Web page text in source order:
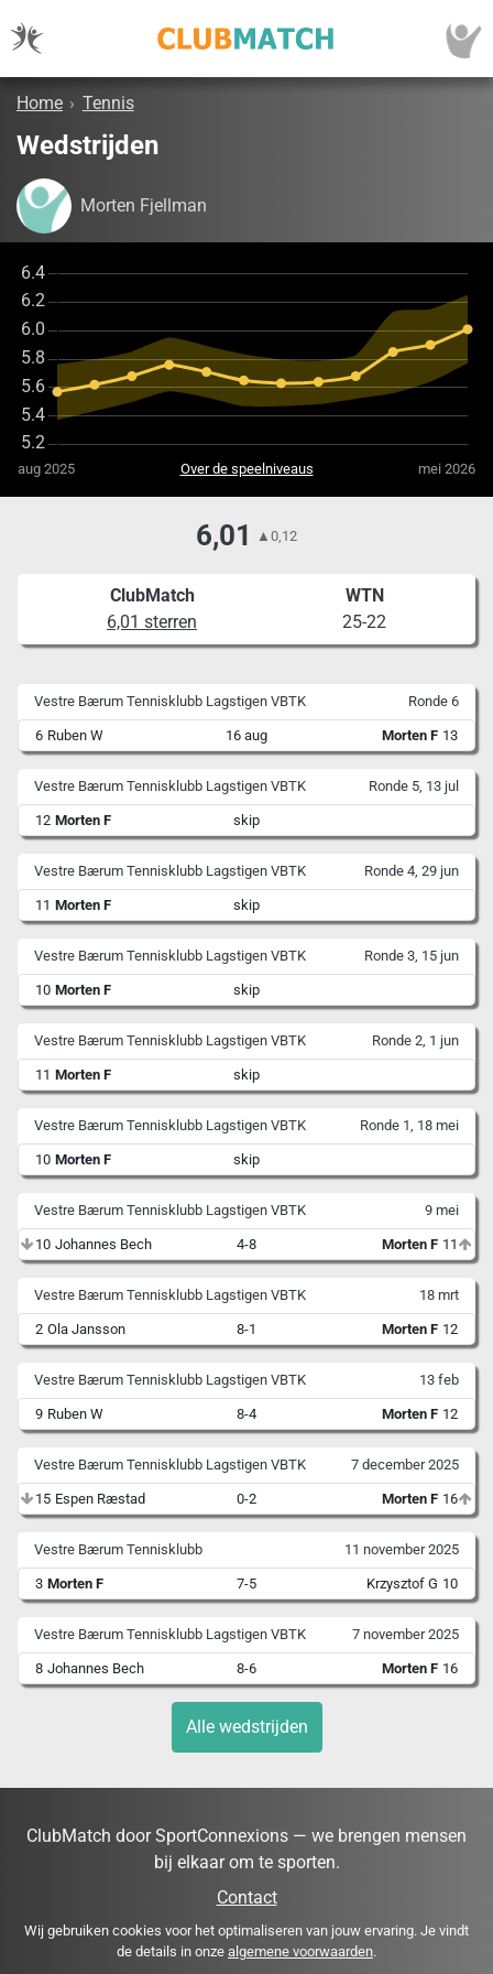
Home › Tennis
Wedstrijden
Morten Fjellman
aug 2025 Over de speelniveaus mei 2026
6,01 ▲ 0,12
ClubMatch
6,01 sterren
WTN
25-22
Vestre Bærum Tennisklubb Lagstigen VBTK Ronde 6
6 Ruben W 16 aug Morten F 13
Vestre Bærum Tennisklubb Lagstigen VBTK Ronde 5, 13 jul
12 Morten F skip
Vestre Bærum Tennisklubb Lagstigen VBTK Ronde 4, 29 jun
11 Morten F skip
Vestre Bærum Tennisklubb Lagstigen VBTK Ronde 3, 15 jun
10 Morten F skip
Vestre Bærum Tennisklubb Lagstigen VBTK Ronde 2, 1 jun
11 Morten F skip
Vestre Bærum Tennisklubb Lagstigen VBTK Ronde 1, 18 mei
10 Morten F skip
Vestre Bærum Tennisklubb Lagstigen VBTK 9 mei
10 Johannes Bech 4-8 Morten F 11
Vestre Bærum Tennisklubb Lagstigen VBTK 18 mrt
2 Ola Jansson 8-1 Morten F 12
Vestre Bærum Tennisklubb Lagstigen VBTK 13 feb
9 Ruben W 8-4 Morten F 12
Vestre Bærum Tennisklubb Lagstigen VBTK 7 december 2025
15 Espen Ræstad 0-2 Morten F 16
Vestre Bærum Tennisklubb 11 november 2025
3 Morten F 7-5 Krzysztof G 10
Vestre Bærum Tennisklubb Lagstigen VBTK 7 november 2025
8 Johannes Bech 8-6 Morten F 16
Alle wedstrijden
ClubMatch door SportConnexions — we brengen mensen
bij elkaar om te sporten.
Contact
Wij gebruiken cookies voor het optimaliseren van jouw ervaring. Je vindt
de details in onze algemene voorwaarden.